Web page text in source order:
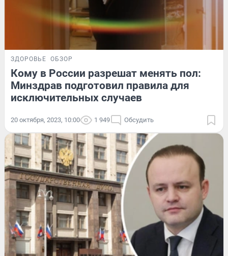
ЗДОРОВЬЕ ОБЗОР
Кому в России разрешат менять пол:
Минздрав подготовил правила для
исключительных случаев
20 октября, 2023, 10:00 1 949 Обсудить